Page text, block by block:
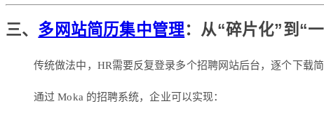
三、 多网站简历集中管理：从“碎片化”到“
传统做法中，HR需要反复登录多个招聘网站后台，逐个下载
通过 Moka 的招聘系统，企业可以实现：